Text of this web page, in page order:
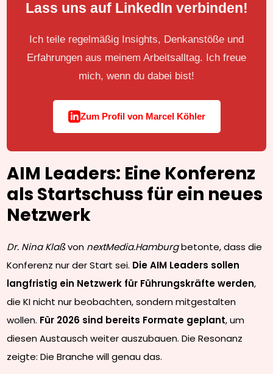
Lass uns auf LinkedIn verbinden!
Ich teile regelmäßig Insights, Denkanstöße und
Erfahrungen aus meinem Arbeitsalltag. Ich freue
mich, wenn du dabei bist!
Zum Profil von Marcel Köhler
AIM Leaders: Eine Konferenz
als Startschuss für ein neues
Netzwerk
Dr. Nina Klaßvon nextMedia.Hamburgbetonte, dass die
Konferenz nur der Start sei. Die AIM Leaders sollen
langfristig ein Netzwerk für Führungskräfte werden,
die KI nicht nur beobachten, sondern mitgestalten
wollen. Für 2026 sind bereits Formate geplant, um
diesen Austausch weiter auszubauen. Die Resonanz
zeigte: Die Branche will genau das.